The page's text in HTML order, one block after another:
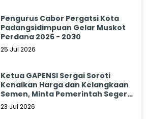
Pengurus Cabor Pergatsi Kota
Padangsidimpuan Gelar Muskot
Perdana 2026 - 2030
25 Jul 2026
Ketua GAPENSI Sergai Soroti
Kenaikan Harga dan Kelangkaan
Semen, Minta Pemerintah Segera
Bertindak
23 Jul 2026